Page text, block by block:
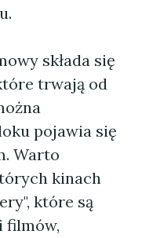
składa się
trwają od
pojawia się
Warto
kinach
które są
filmów,